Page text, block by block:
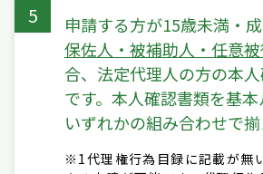
5 申請する方が15歳未満・成
保佐人・被補助人・任意
合、法定代理人の方の本
です。本人確認書類を基
いずれかの組み合わせで揃
※1代理権行為目録に記載が無